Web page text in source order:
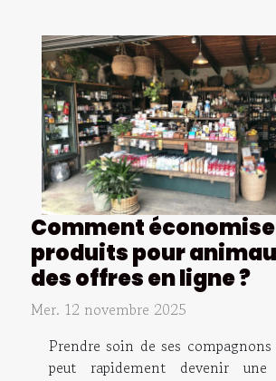
Comment
produits pour
des offres en ligne ?
Mer. 12 novembre 2025
Prendre soin de ses
peut rapidement devenir une